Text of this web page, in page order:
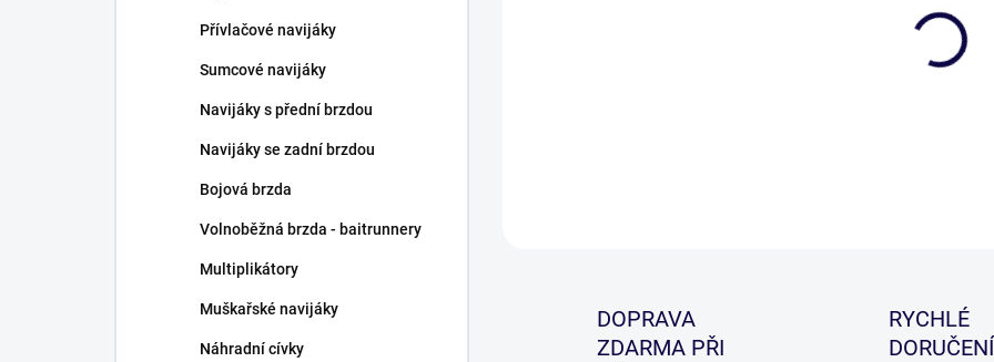
Přívlačové navijáky
Sumcové navijáky
Navijáky s přední brzdou
Navijáky se zadní brzdou
Bojová brzda
Volnoběžná brzda - baitrunnery
Multiplikátory
Muškařské navijáky
Náhradní cívky
DOPRAVA
ZDARMA PŘI
RYCHLÉ
DORUČENÍ